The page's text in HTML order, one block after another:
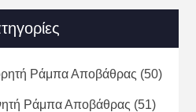
Ράμπα Αποβάθρας (50)
Ράμπα Αποβάθρας (51)